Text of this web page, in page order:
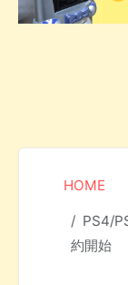
HOME
PS4/
約開始